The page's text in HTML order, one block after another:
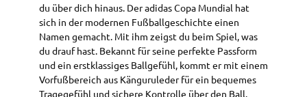
du über dich hinaus. Der adidas Copa Mundial hat
sich in der modernen Fußballgeschichte einen
Namen gemacht. Mit ihm zeigst du beim Spiel, was
du drauf hast. Bekannt für seine perfekte Passform
und ein erstklassiges Ballgefühl, kommt er mit einem
Vorfußbereich aus Känguruleder für ein bequemes
Tragegefühl und sichere Kontrolle über den Ball.